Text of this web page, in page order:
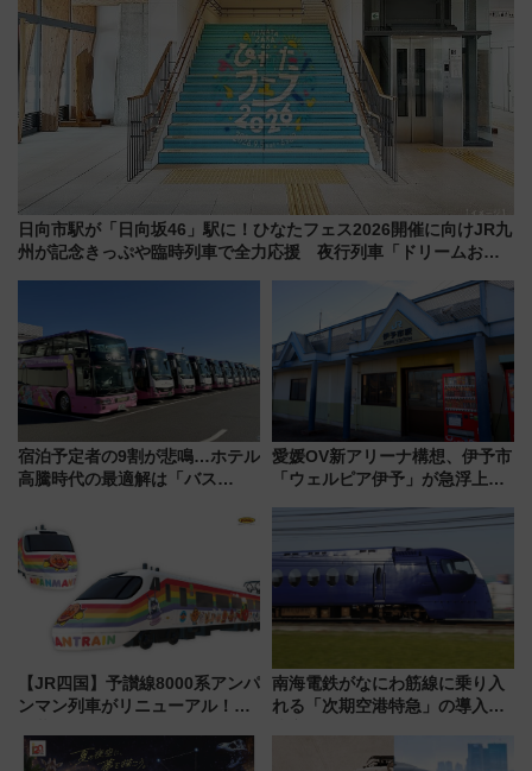
日向市駅が「日向坂46」駅に！ひなたフェス2026開催に向けJR九
州が記念きっぷや臨時列車で全力応援 夜行列車「ドリームおひ
宿泊予定者の9割が悲鳴…ホテル
高騰時代の最適解は「バス
した、推し活遠征や観光時のリ
アルな懐事情
愛媛OV新アリーナ構想、伊予市
「ウェルピア伊予」が急浮上！
で探る鉄道アクセスの未来
【JR四国】予讃線8000系アンパ
ンマン列車がリニューアル！内
今年12月
南海電鉄がなにわ筋線に乗り入
れる「次期空港特急」の導入を
日本初の鉄道デザイン